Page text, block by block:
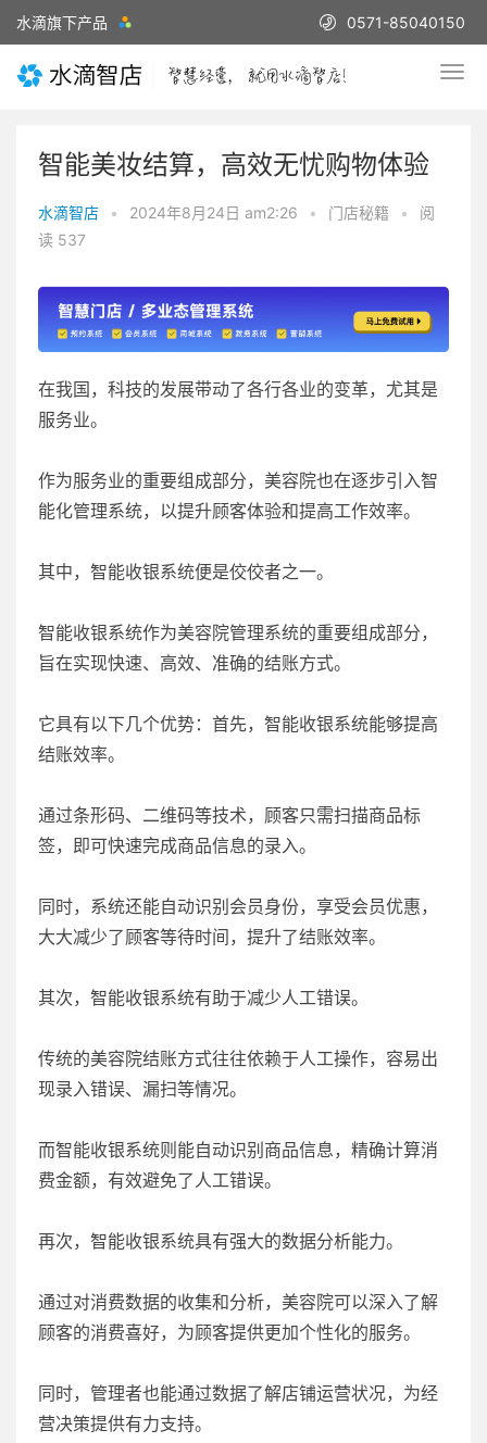
水滴旗下产品 0571-85040150
智能美妆结算，高效无忧购物体验
水滴智店 • 2024年8月24日 am2:26 • 门店秘籍 •
阅
读 537
在我国，科技的发展带动了各行各业的变革，尤其是
服务业。
作为服务业的重要组成部分，美容院也在逐步引入智
能化管理系统，以提升顾客体验和提高工作效率。
其中，智能收银系统便是佼佼者之一。
智能收银系统作为美容院管理系统的重要组成部分，
旨在实现快速、高效、准确的结账方式。
它具有以下几个优势：首先，智能收银系统能够提高
结账效率。
通过条形码、二维码等技术，顾客只需扫描商品标
签，即可快速完成商品信息的录入。
同时，系统还能自动识别会员身份，享受会员优惠，
大大减少了顾客等待时间，提升了结账效率。
其次，智能收银系统有助于减少人工错误。
传统的美容院结账方式往往依赖于人工操作，容易出
现录入错误、漏扫等情况。
而智能收银系统则能自动识别商品信息，精确计算消
费金额，有效避免了人工错误。
再次，智能收银系统具有强大的数据分析能力。
通过对消费数据的收集和分析，美容院可以深入了解
顾客的消费喜好，为顾客提供更加个性化的服务。
同时，管理者也能通过数据了解店铺运营状况，为经
营决策提供有力支持。